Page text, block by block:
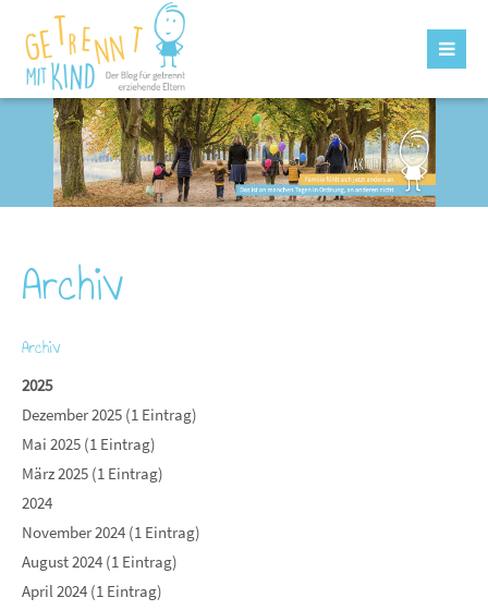
Archiv
Archiv
2025
Dezember 2025 (1 Eintrag)
Mai 2025 (1 Eintrag)
März 2025 (1 Eintrag)
2024
November 2024 (1 Eintrag)
August 2024 (1 Eintrag)
April 2024 (1 Eintrag)